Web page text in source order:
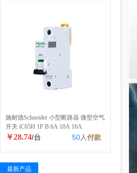
施耐德Schneider 小型断路器 微型空气
开关 iC65H 1P B 6A 10A 16A
￥28.74/台 50人付款
最新产品